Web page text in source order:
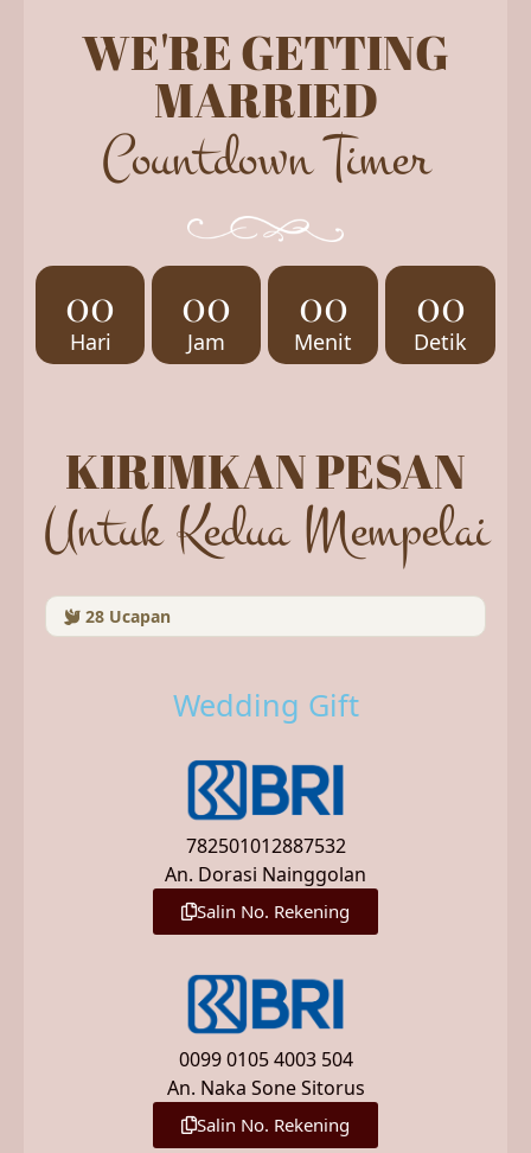
WE'RE GETTING
MARRIED
Countdown Timer
00
Hari
00
Jam
00
Menit
00
Detik
KIRIMKAN PESAN
Untuk Kedua Mempelai
28 Ucapan
Wedding Gift
782501012887532
An. Dorasi Nainggolan
Salin No. Rekening
0099 0105 4003 504
An. Naka Sone Sitorus
Salin No. Rekening